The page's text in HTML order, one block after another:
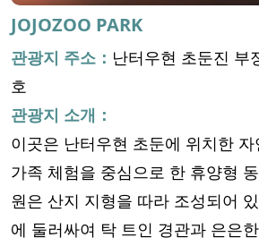
JOJOZOO PARK
관광지 주소： 난터우현 초둔진 부
호
관광지 소개：
이곳은 난터우현 초둔에 위치한
가족 체험을 중심으로 한 휴양형
원은 산지 지형을 따라 조성되어
에 둘러싸여 탁 트인 경관과 은은